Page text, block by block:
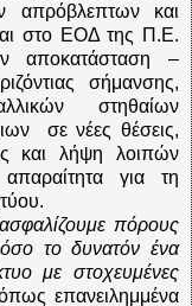
απρόβλεπτων και
στο ΕΟΔ της Π.Ε.
αποκατάσταση –
σήμανσης,
στηθαίων
σε νέες θέσεις,
και λήψη λοιπών
για τη
πόρους
το δυνατόν ένα
με στοχευμένες
επανειλημμένα